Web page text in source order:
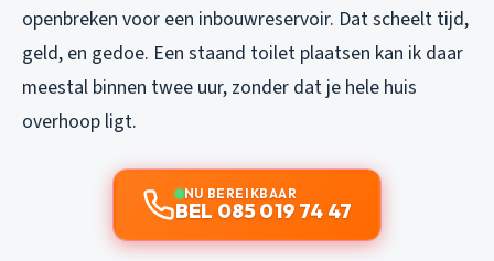
openbreken voor een inbouwreservoir. Dat scheelt tijd,
geld, en gedoe. Een staand toilet plaatsen kan ik daar
meestal binnen twee uur, zonder dat je hele huis
overhoop ligt.
NU BEREIKBAAR
BEL 085 019 74 47